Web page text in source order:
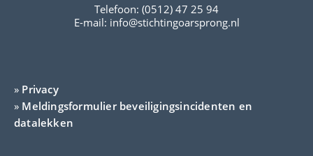
Telefoon: (0512) 47 25 94
E-mail: info@stichtingoarsprong.nl
» Privacy
» Meldingsformulier beveiligingsincidenten en
datalekken